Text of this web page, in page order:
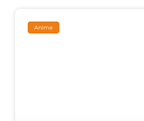
Anime